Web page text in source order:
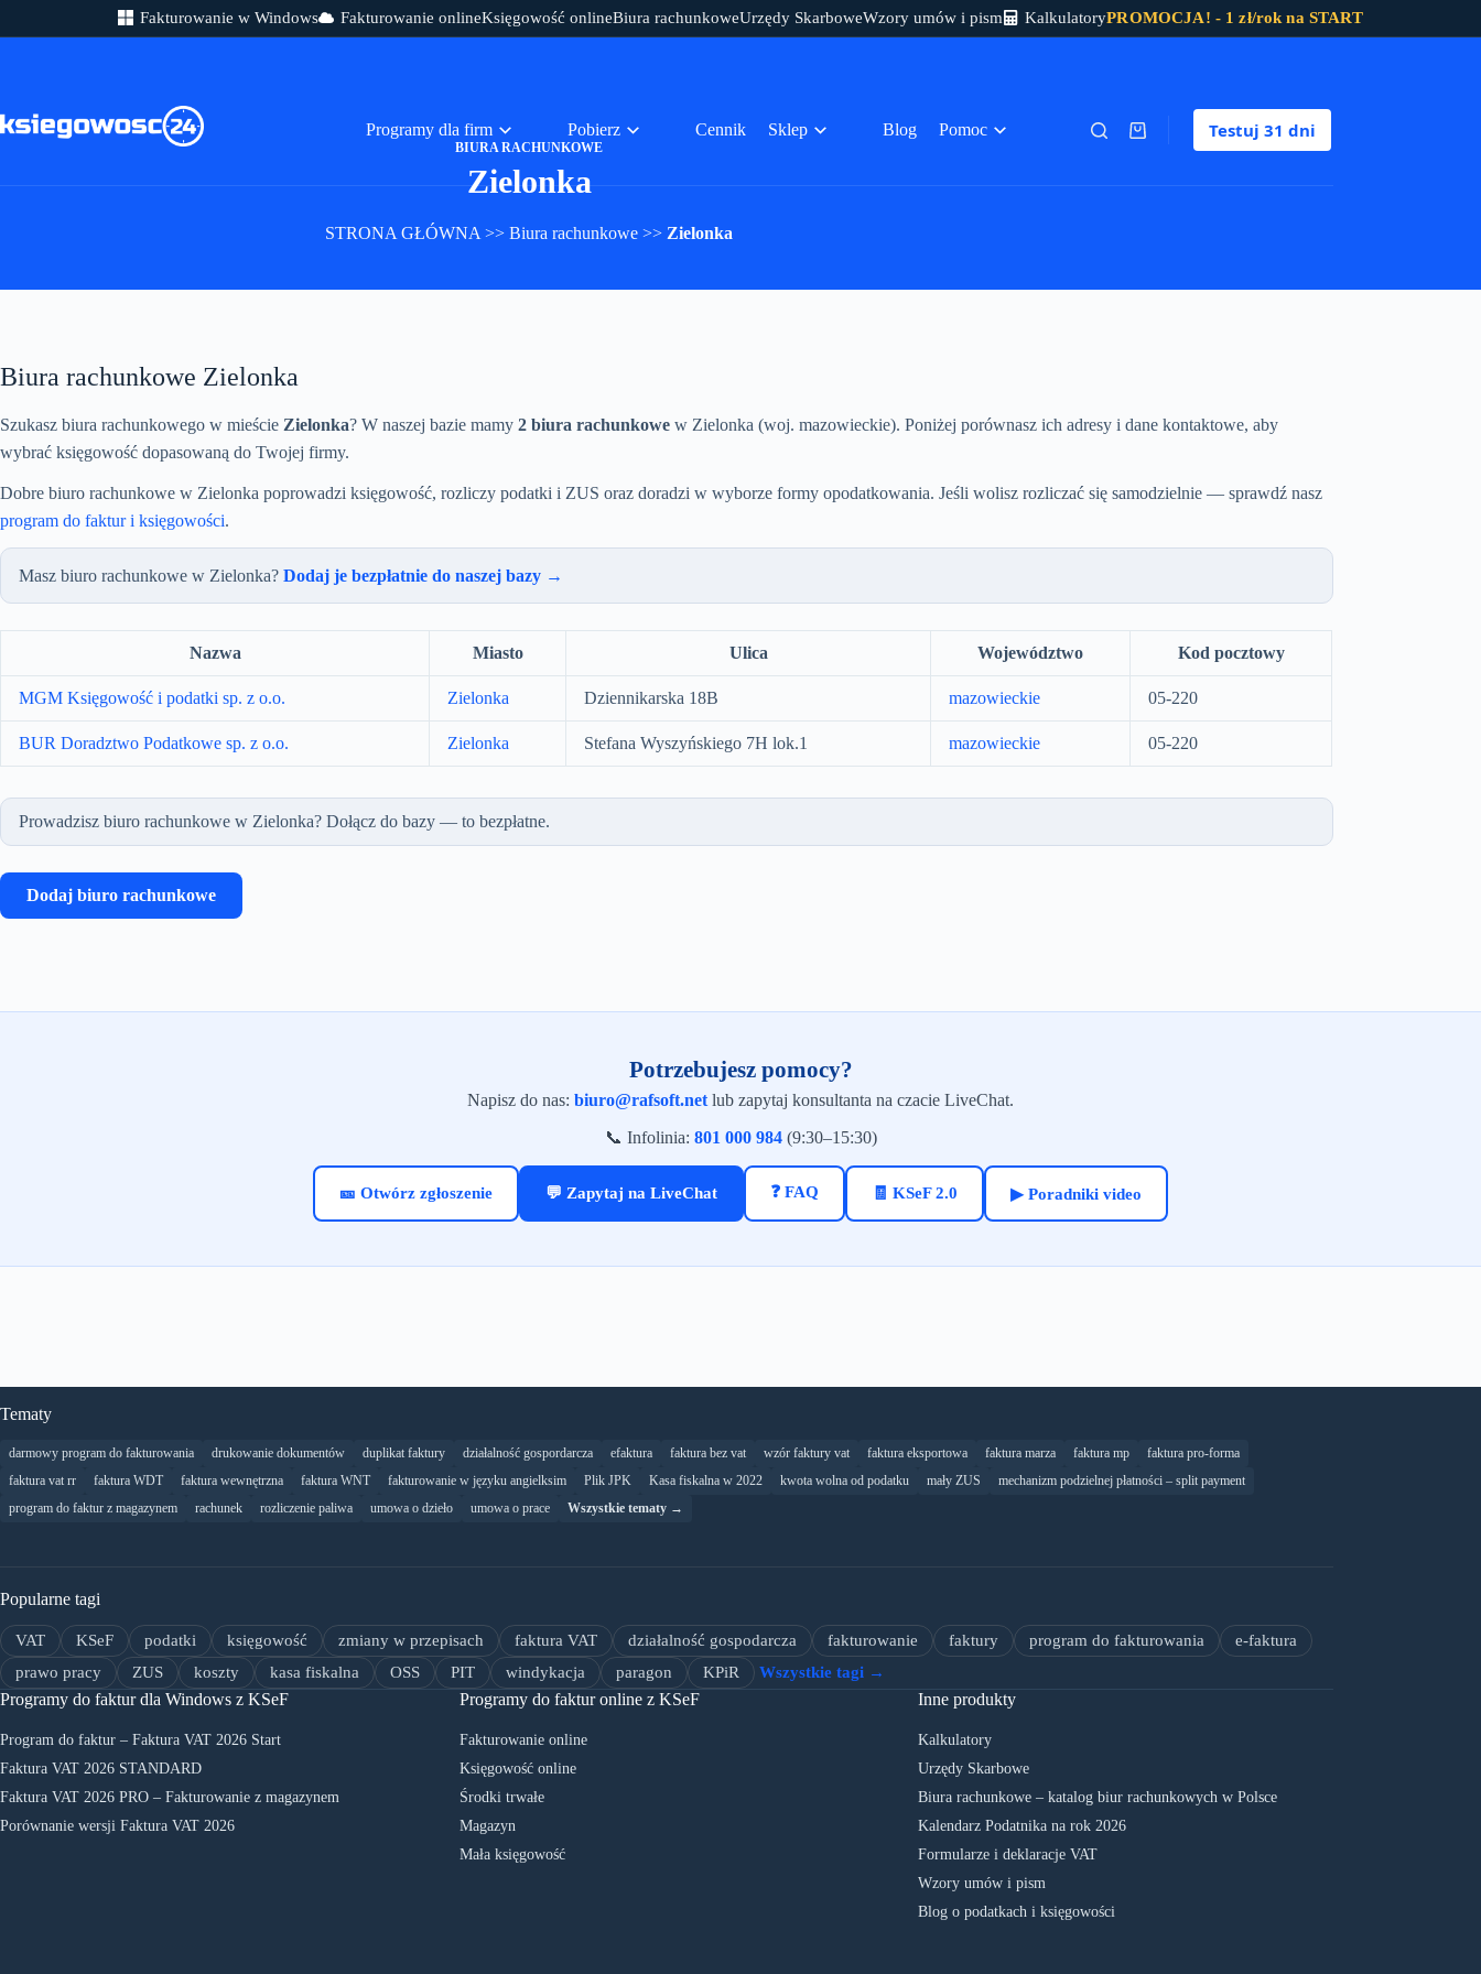
Fakturowanie w Windows Fakturowanie onlineKsięgowość onlineBiura rachunkoweUrzędy SkarboweWzory umów i pism KalkulatoryPROMOCJA! - 1 zł/rok na START
Programy dla firm Pobierz Cennik Sklep Blog Pomoc Koszyk Testuj 31 dni
BIURA RACHUNKOWE
Zielonka
STRONA GŁÓWNA >> Biura rachunkowe >> Zielonka
Biura rachunkowe Zielonka
Szukasz biura rachunkowego w mieście Zielonka? W naszej bazie mamy 2 biura rachunkowe w Zielonka (woj. mazowieckie). Poniżej porównasz ich adresy i dane kontaktowe, aby
wybrać księgowość dopasowaną do Twojej firmy.
Dobre biuro rachunkowe w Zielonka poprowadzi księgowość, rozliczy podatki i ZUS oraz doradzi w wyborze formy opodatkowania. Jeśli wolisz rozliczać się samodzielnie — sprawdź nasz
program do faktur i księgowości.
Masz biuro rachunkowe w Zielonka? Dodaj je bezpłatnie do naszej bazy →
Nazwa Miasto Ulica Województwo Kod pocztowy
MGM Księgowość i podatki sp. z o.o. Zielonka Dziennikarska 18B mazowieckie 05-220
BUR Doradztwo Podatkowe sp. z o.o. Zielonka Stefana Wyszyńskiego 7H lok.1 mazowieckie 05-220
Prowadzisz biuro rachunkowe w Zielonka? Dołącz do bazy — to bezpłatne.
Dodaj biuro rachunkowe
Potrzebujesz pomocy?
Napisz do nas: biuro@rafsoft.net lub zapytaj konsultanta na czacie LiveChat.
📞 Infolinia: 801 000 984(9:30–15:30)
🎫 Otwórz zgłoszenie 💬 Zapytaj na LiveChat ❓ FAQ 🧾 KSeF 2.0 ▶ Poradniki video
Tematy
darmowy program do fakturowania drukowanie dokumentów duplikat faktury działalność gospordarcza efaktura faktura bez vat wzór faktury vat faktura eksportowa faktura marza faktura mp
faktura pro-forma
faktura vat rr
faktura WDT faktura wewnętrzna faktura WNT fakturowanie w języku angielksim Plik JPK Kasa fiskalna w 2022 kwota wolna od podatku mały ZUS
mechanizm podzielnej płatności – split payment
program do faktur z magazynem
rachunek rozliczenie paliwa umowa o dzieło umowa o prace Wszystkie tematy →
Popularne tagi
VAT KSeF podatki księgowość zmiany w przepisach faktura VAT działalność gospodarcza fakturowanie faktury program do fakturowania
e-faktura
prawo pracy
ZUS koszty kasa fiskalna OSS PIT windykacja paragon KPiR Wszystkie tagi →
Programy do faktur dla Windows z KSeF
Program do faktur – Faktura VAT 2026 Start
Faktura VAT 2026 STANDARD
Faktura VAT 2026 PRO – Fakturowanie z magazynem
Porównanie wersji Faktura VAT 2026
Programy do faktur online z KSeF
Fakturowanie online
Księgowość online
Środki trwałe
Magazyn
Mała księgowość
Inne produkty
Kalkulatory
Urzędy Skarbowe
Biura rachunkowe – katalog biur rachunkowych w Polsce
Kalendarz Podatnika na rok 2026
Formularze i deklaracje VAT
Wzory umów i pism
Blog o podatkach i księgowości